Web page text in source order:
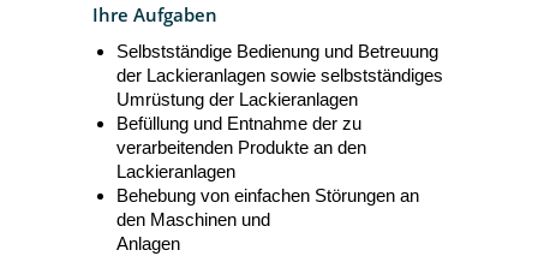
Ihre Aufgaben
Selbstständige Bedienung und Betreuung
der Lackieranlagen sowie selbstständiges
Umrüstung der Lackieranlagen
Befüllung und Entnahme der zu
verarbeitenden Produkte an den
Lackieranlagen
Behebung von einfachen Störungen an
den Maschinen und
Anlagen